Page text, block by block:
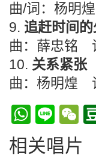
曲/词：杨明煌
追赶时间
曲：薛忠铭
关系紧张
曲：杨明煌
Line
相关唱片